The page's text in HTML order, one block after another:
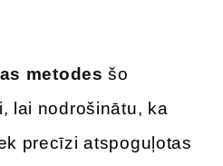
metodes šo
lai nodrošinātu, ka
precīzi atspoguļotas